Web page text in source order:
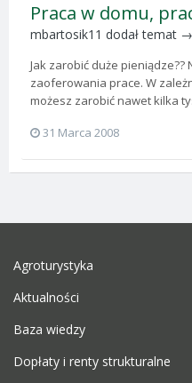
Praca w domu,
mbartosik11 dodał temat
Jak zarobić duże pieniądze??
zaoferowania prace. W
możesz zarobić nawet kilka
31 Marca 2008
Agroturystyka
Aktualności
Baza wiedzy
Dopłaty i renty strukturalne